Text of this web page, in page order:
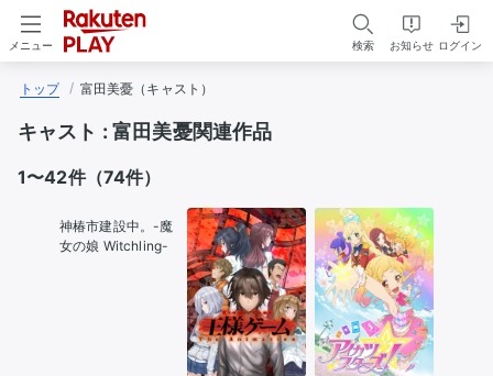
メニュー 検索 お知らせ ログイン
トップ 富田美憂（キャスト）
キャスト :富田美憂関連作品
1〜42件（74件）
神椿市建設中。-魔
女の娘 Witchling-